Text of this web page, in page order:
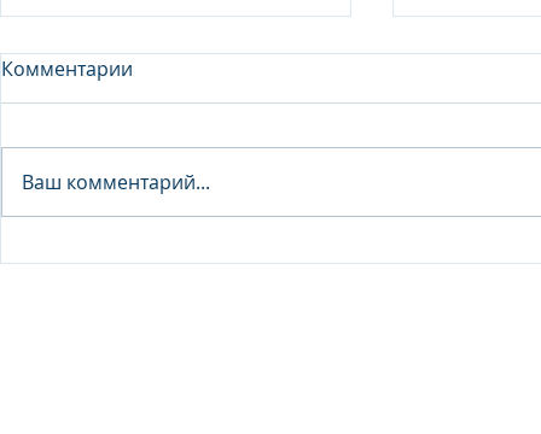
Junior Analyst / Analyst -
Комментарии
Ваш комментарий...